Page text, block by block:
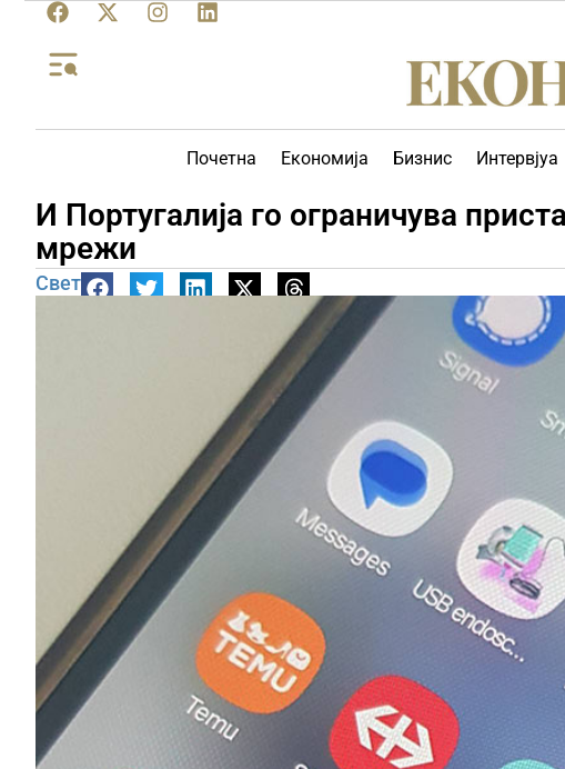
Почетна Економија Бизнис Интервјуа
И Португалија го ограничува
мрежи
Свет